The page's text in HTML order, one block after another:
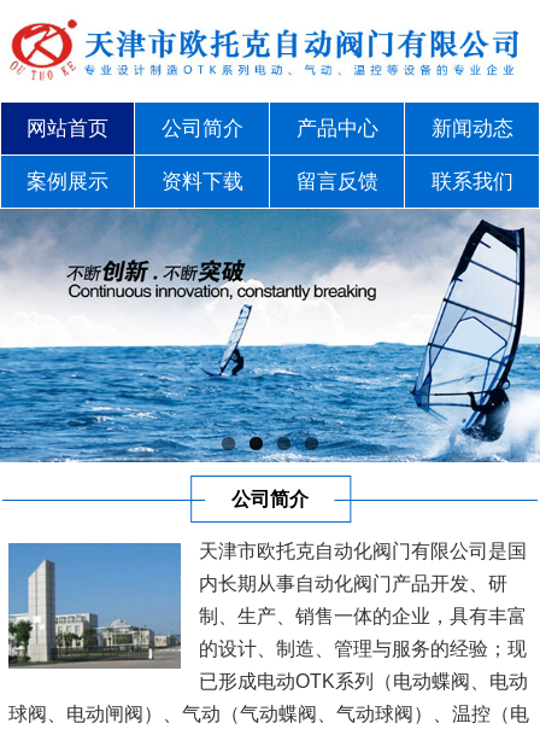
网站首页 公司简介 产品中心 新闻动态
案例展示 资料下载 留言反馈 联系我们
公司简介
天津市欧托克自动化阀门有限公司是国
内长期从事自动化阀门产品开发、研
制、生产、销售一体的企业，具有丰富
的设计、制造、管理与服务的经验；现
已形成电动OTK系列（电动蝶阀、电动
球阀、电动闸阀）、气动（气动蝶阀、气动球阀）、温控（电